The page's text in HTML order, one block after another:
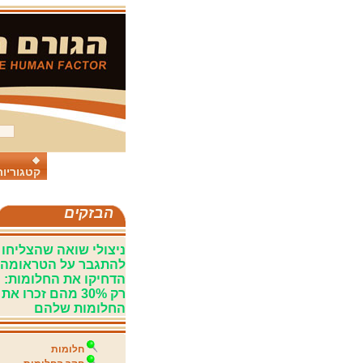
הבזקים
ניצולי שואה שהצליחו
להתגבר על הטראומה
הדחיקו את החלומות:
רק 30% מהם זכרו את
החלומות שלהם
חלומות